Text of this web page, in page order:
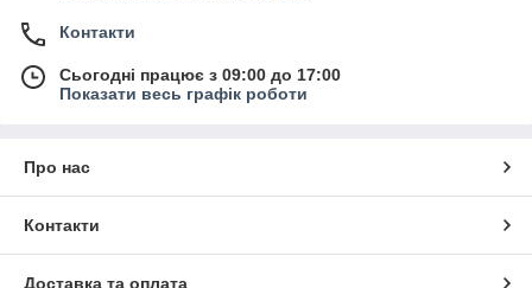
Контакти
Сьогодні працює з 09:00 до 17:00
Показати весь графік роботи
Про нас
Контакти
Доставка та оплата